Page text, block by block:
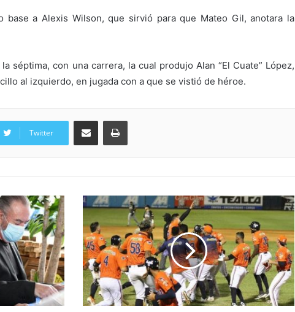
base a Alexis Wilson, que sirvió para que Mateo Gil, anotara la
séptima, con una carrera, la cual produjo Alan “El Cuate” López,
al izquierdo, en jugada con a que se vistió de héroe.
Twitter
Compartir via Email Imprimi